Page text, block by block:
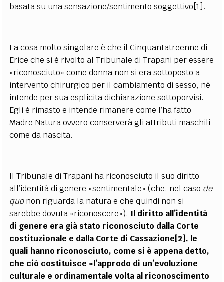
basata su una sensazione/sentimento soggettivo[1] .
La cosa molto singolare è che il Cinquantatreenne di
Erice che si è rivolto al Tribunale di Trapani per essere
«riconosciuto» come donna non si era sottoposto a
intervento chirurgico per il cambiamento di sesso, né
intende per sua esplicita dichiarazione sottoporvisi.
Egli è rimasto e intende rimanere come l’ha fatto
Madre Natura ovvero conserverà gli attributi maschili
come da nascita.
Il Tribunale di Trapani ha riconosciuto il suo diritto
all’identità di genere «sentimentale» (che, nel caso de
quonon riguarda la natura e che quindi non si
sarebbe dovuta «riconoscere»). Il diritto all’identità
di genere era già stato riconosciuto dalla Corte
costituzionale e dalla Corte di Cassazione[2], le
quali hanno riconosciuto, come si è appena detto,
che ciò costituisce «l’approdo di un’evoluzione
culturale e ordinamentale volta al riconoscimento